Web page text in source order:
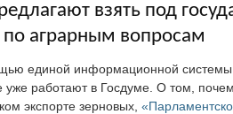
взять под
аграрным вопросам
единой информационной
уже работают в Госдуме. О том,
экспорте зерновых,